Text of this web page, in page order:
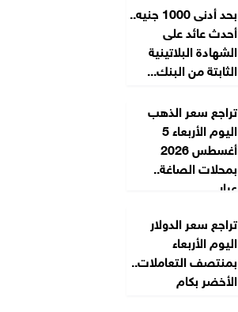
بحد أدنى 1000 جنيه..
أحدث عائد على
الشهادة البلاتينية
الثابتة من البنك...
تراجع سعر الذهب
اليوم الأربعاء 5
أغسطس 2026
بمحلات الصاغة..
عيار...
تراجع سعر الدولار
اليوم الأربعاء
بمنتصف التعاملات..
الأخضر بكام